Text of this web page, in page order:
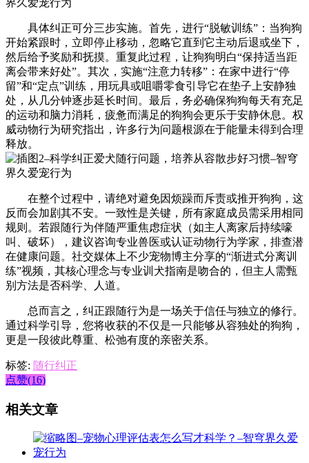
具体纠正可分三步实施。首先，进行“脱敏训练”：当狗狗
开始紧跟时，立即停止移动，忽略它直到它主动后退或坐下，
然后给予奖励和抚摸。重复此过程，让狗狗明白“保持适当距
离会带来好处”。其次，实施“注意力转移”：在家中进行“停
留”和“定点”训练，用玩具或咀嚼零食引导它在垫子上安静独
处，从几分钟逐步延长时间。最后，务必确保狗狗每天有充足
的运动和脑力消耗，疲惫而满足的狗狗会更乐于安静休息。权
威动物行为研究指出，许多行为问题根源在于能量未得到合理
释放。
在整个过程中，请绝对避免因烦躁而斥责或推开狗狗，这
反而会加剧其不安。一致性是关键，所有家庭成员需采用相同
规则。若跟随行为伴随严重焦虑症状（如主人离家后持续嚎
叫、破坏），建议咨询专业兽医或认证动物行为学家，排查潜
在健康问题。社交媒体上不少宠物博主分享的“渐进式分离训
练”视频，其核心理念与专业训犬指南是吻合的，但主人需甄
别方法是否科学、人道。
总而言之，纠正跟随行为是一场关于信任与独立的修行。
通过科学引导，您将收获的不仅是一只能够从容独处的狗狗，
更是一段彼此尊重、松弛有度的亲密关系。
标签: 随行纠正
点赞(16)
相关文章